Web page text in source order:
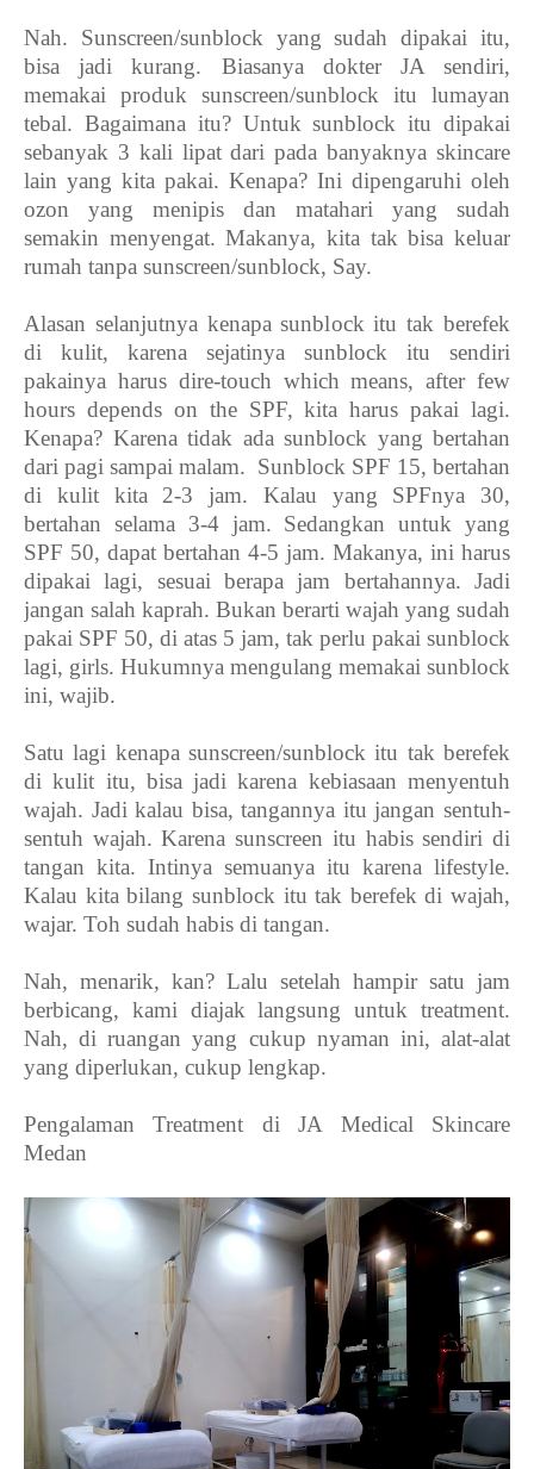
Nah. Sunscreen/sunblock yang sudah dipakai itu,
bisa jadi kurang. Biasanya dokter JA sendiri,
memakai produk sunscreen/sunblock itu lumayan
tebal. Bagaimana itu? Untuk sunblock itu dipakai
sebanyak 3 kali lipat dari pada banyaknya skincare
lain yang kita pakai. Kenapa? Ini dipengaruhi oleh
ozon yang menipis dan matahari yang sudah
semakin menyengat. Makanya, kita tak bisa keluar
rumah tanpa sunscreen/sunblock, Say.
Alasan selanjutnya kenapa sunblock itu tak berefek
di kulit, karena sejatinya sunblock itu sendiri
pakainya harus dire-touch which means, after few
hours depends on the SPF, kita harus pakai lagi.
Kenapa? Karena tidak ada sunblock yang bertahan
dari pagi sampai malam. Sunblock SPF 15, bertahan
di kulit kita 2-3 jam. Kalau yang SPFnya 30,
bertahan selama 3-4 jam. Sedangkan untuk yang
SPF 50, dapat bertahan 4-5 jam. Makanya, ini harus
dipakai lagi, sesuai berapa jam bertahannya. Jadi
jangan salah kaprah. Bukan berarti wajah yang sudah
pakai SPF 50, di atas 5 jam, tak perlu pakai sunblock
lagi, girls. Hukumnya mengulang memakai sunblock
ini, wajib.
Satu lagi kenapa sunscreen/sunblock itu tak berefek
di kulit itu, bisa jadi karena kebiasaan menyentuh
wajah. Jadi kalau bisa, tangannya itu jangan sentuh-
sentuh wajah. Karena sunscreen itu habis sendiri di
tangan kita. Intinya semuanya itu karena lifestyle.
Kalau kita bilang sunblock itu tak berefek di wajah,
wajar. Toh sudah habis di tangan.
Nah, menarik, kan? Lalu setelah hampir satu jam
berbicang, kami diajak langsung untuk treatment.
Nah, di ruangan yang cukup nyaman ini, alat-alat
yang diperlukan, cukup lengkap.
Pengalaman Treatment di JA Medical Skincare
Medan